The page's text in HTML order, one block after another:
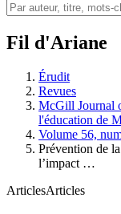
Fil d'Ariane
Érudit
Revues
McGill Journal
l'éducation de
Volume 56,
Prévention de
l’impact …
ArticlesArticles